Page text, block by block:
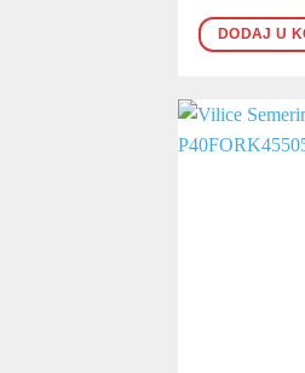
DODAJ U